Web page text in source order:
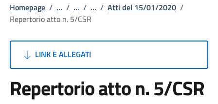
Homepage / ... / ... / ... / Atti del 15/01/2020 /
Repertorio atto n. 5/CSR
LINK E ALLEGATI
Repertorio atto n. 5/CSR